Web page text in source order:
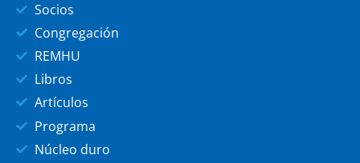
Socios
Congregación
REMHU
Libros
Artículos
Programa
Núcleo duro